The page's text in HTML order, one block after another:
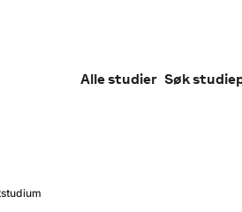
Alle studier Søk